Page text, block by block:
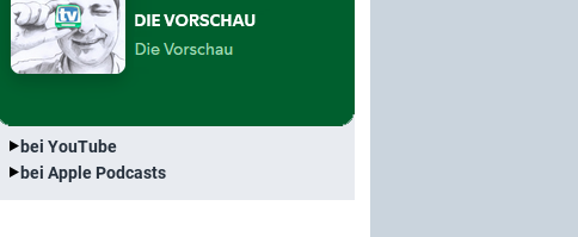
bei YouTube
bei Apple Podcasts